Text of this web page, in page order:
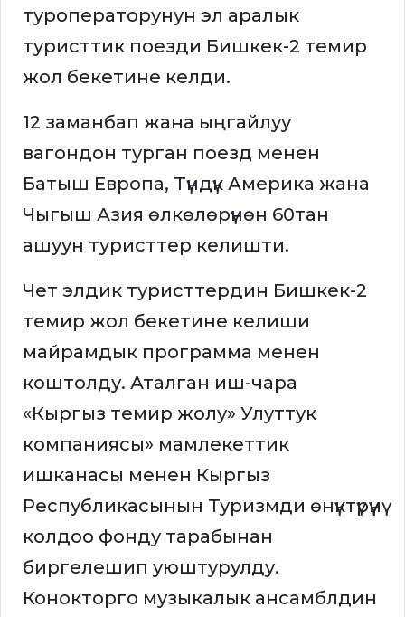
туроператорунун эл аралык
туристтик поезди Бишкек-2 темир
жол бекетине келди.
12 заманбап жана ыңгайлуу
вагондон турган поезд менен
Батыш Европа, Түндүк Америка жана
Чыгыш Азия өлкөлөрүнөн 60тан
ашуун туристтер келишти.
Чет элдик туристтердин Бишкек-2
темир жол бекетине келиши
майрамдык программа менен
коштолду. Аталган иш-чара
«Кыргыз темир жолу» Улуттук
компаниясы» мамлекеттик
ишканасы менен Кыргыз
Республикасынын Туризмди өнүктүрүүнү
колдоо фонду тарабынан
биргелешип уюштурулду.
Конокторго музыкалык ансамблдин